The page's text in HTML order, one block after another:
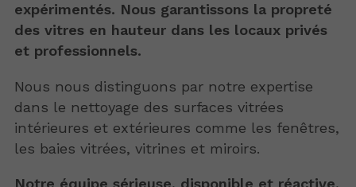
expérimentés. Nous garantissons la propreté
des vitres en hauteur dans les locaux privés
et professionnels.
Nous nous distinguons par notre expertise
dans le nettoyage des surfaces vitrées
intérieures et extérieures comme les fenêtres,
les baies vitrées, vitrines et miroirs.
Notre équipe sérieuse, disponible et réactive,